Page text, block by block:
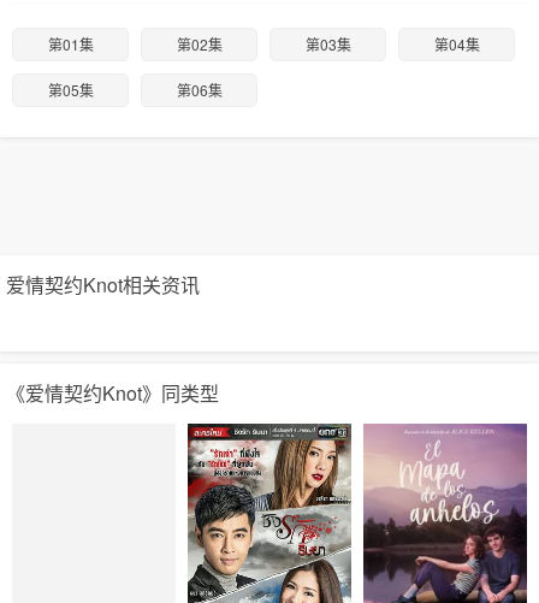
第01集 第02集 第03集 第04集
第05集 第06集
爱情契约Knot相关资讯
《爱情契约Knot》同类型